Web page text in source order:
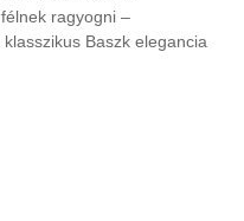
ragyogni –
Baszk elegancia